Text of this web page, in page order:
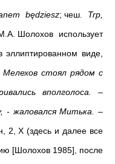
będziesz; чеш. Trp
Шолохов использует
виде,
Мелехов стоял рядом с
вполголоса. –
- жаловался Митька. –
2, Х (здесь и далее все
[Шолохов 1985], после